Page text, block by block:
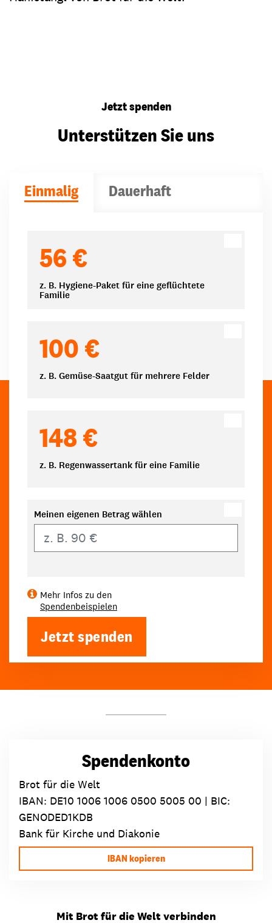
Jetzt spenden
Unterstützen Sie uns
Einmalig Dauerhaft
56 €
z. B. Hygiene-Paket für eine geflüchtete
Familie
100 €
z. B. Gemüse-Saatgut für mehrere Felder
148 €
z. B. Regenwassertank für eine Familie
Meinen eigenen Betrag wählen
Mehr Infos zu den
Spendenbeispielen
Jetzt spenden
Spendenkonto
Brot für die Welt
IBAN: DE10 1006 1006 0500 5005 00 | BIC:
GENODED1KDB
Bank für Kirche und Diakonie
IBAN kopieren
Mit Brot für die Welt verbinden